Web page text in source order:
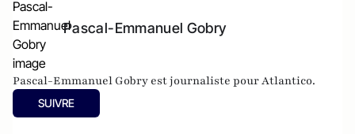
Pascal-Emmanuel Gobry
Pascal-Emmanuel Gobry est journaliste pour Atlantico.
SUIVRE